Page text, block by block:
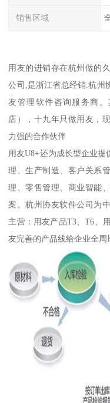
销售区域
用友的进销存在杭州做的
公司,是浙江省总经销.杭州
友管理软件咨询服务商
店），十九年只做用友，
力强的合作伙伴
用友U8+还为成长型企业
理、生产制造、客户关系
理、零售管理、商业智能
案。杭州协友软件公司为
主营：用友产品T3、T6、
友完善的产品线给企业全周